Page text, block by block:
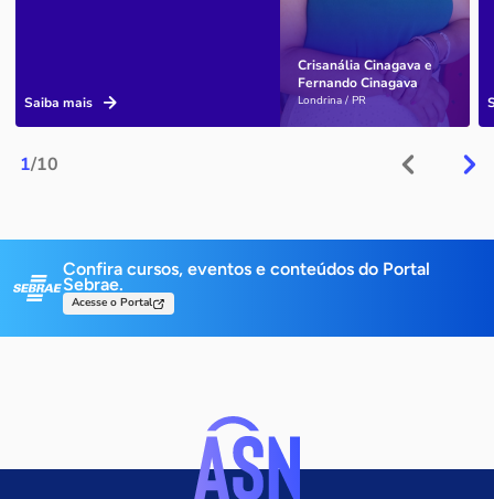
1/10
Crisanália Cinagava e
Fernando Cinagava
Londrina / PR
Saiba mais
Confira cursos, eventos e conteúdos do Portal
Sebrae.
Acesse o Portal